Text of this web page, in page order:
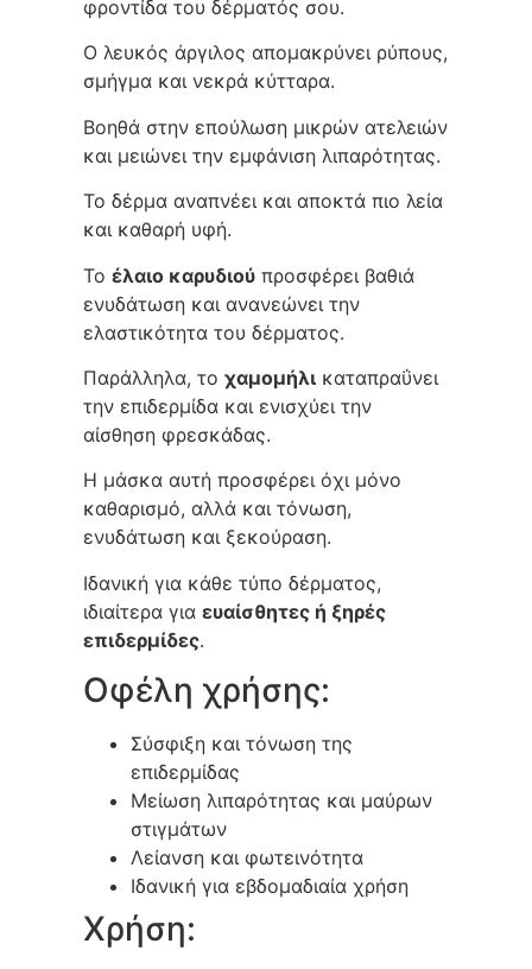
φροντίδα του δέρματός σου.
Ο λευκός άργιλος απομακρύνει ρύπους,
σμήγμα και νεκρά κύτταρα.
Βοηθά στην επούλωση μικρών ατελειών
και μειώνει την εμφάνιση λιπαρότητας.
Το δέρμα αναπνέει και αποκτά πιο λεία
και καθαρή υφή.
Το έλαιο καρυδιού προσφέρει βαθιά
ενυδάτωση και ανανεώνει την
ελαστικότητα του δέρματος.
Παράλληλα, το χαμομήλι καταπραΰνει
την επιδερμίδα και ενισχύει την
αίσθηση φρεσκάδας.
Η μάσκα αυτή προσφέρει όχι μόνο
καθαρισμό, αλλά και τόνωση,
ενυδάτωση και ξεκούραση.
Ιδανική για κάθε τύπο δέρματος,
ιδιαίτερα για ευαίσθητες ή ξηρές
επιδερμίδες.
Οφέλη χρήσης:
Σύσφιξη και τόνωση της
επιδερμίδας
Μείωση λιπαρότητας και μαύρων
στιγμάτων
Λείανση και φωτεινότητα
Ιδανική για εβδομαδιαία χρήση
Χρήση: